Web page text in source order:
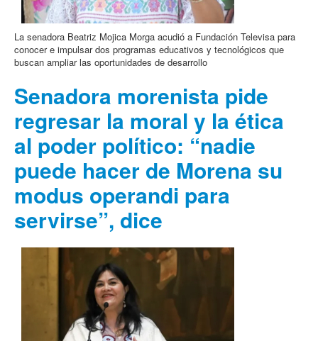
La senadora Beatriz Mojica Morga acudió a Fundación Televisa para
conocer e impulsar dos programas educativos y tecnológicos que
buscan ampliar las oportunidades de desarrollo
Senadora morenista pide
regresar la moral y la ética
al poder político: “nadie
puede hacer de Morena su
modus operandi para
servirse”, dice